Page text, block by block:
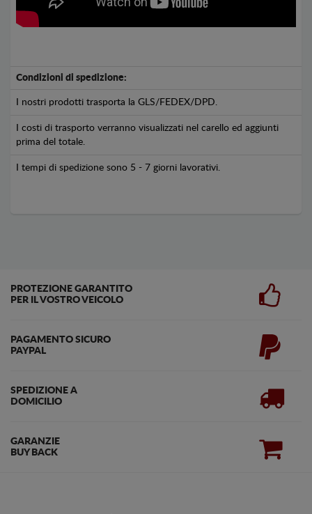
Condizioni di spedizione:
I nostri prodotti trasporta la GLS/FEDEX/DPD.
I costi di trasporto verranno visualizzati nel carello ed aggiunti
prima del totale.
I tempi di spedizione sono 5 - 7 giorni lavorativi.
PROTEZIONE GARANTITO
PER IL VOSTRO VEICOLO
PAGAMENTO SICURO
PAYPAL
SPEDIZIONE A
DOMICILIO
GARANZIE
BUY BACK